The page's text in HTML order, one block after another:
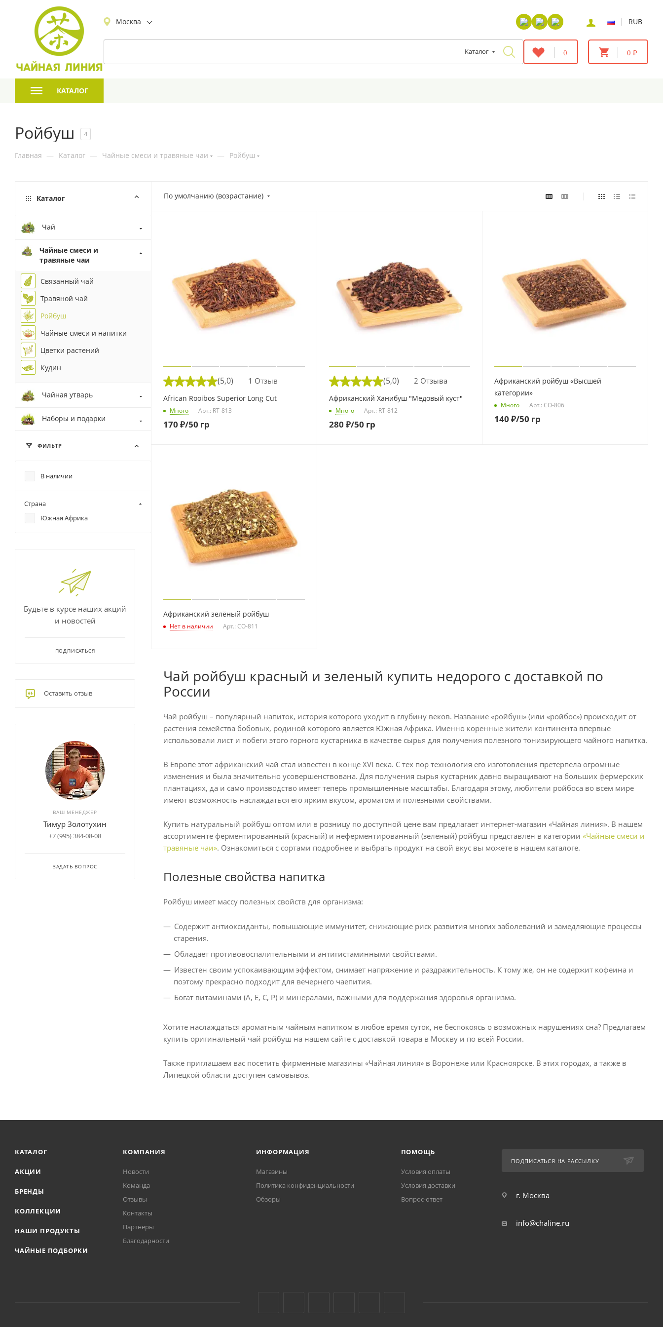
Москва | RUB
Каталог 0 0 ₽
КАТАЛОГ
Ройбуш 4
Главная — Каталог — Чайные смеси и травяные чаи — Ройбуш
По умолчанию (возрастание)
(5,0) 1 Отзыв
African Rooibos Superior Long Cut
Много Арт.: RT-813
170 ₽/50 гр
(5,0) 2 Отзыва
Африканский Ханибуш "Медовый куст"
Много Арт.: RT-812
280 ₽/50 гр
Африканский ройбуш «Высшей
категории»
Много Арт.: CO-806
140 ₽/50 гр
Африканский зелёный ройбуш
Нет в наличии Арт.: CO-811
Чай ройбуш красный и зеленый купить недорого с доставкой по
России
Чай ройбуш – популярный напиток, история которого уходит в глубину веков. Название «ройбуш» (или «ройбос») происходит от
растения семейства бобовых, родиной которого является Южная Африка. Именно коренные жители континента впервые
использовали лист и побеги этого горного кустарника в качестве сырья для получения полезного тонизирующего чайного напитка.
В Европе этот африканский чай стал известен в конце XVI века. С тех пор технология его изготовления претерпела огромные
изменения и была значительно усовершенствована. Для получения сырья кустарник давно выращивают на больших фермерских
плантациях, да и само производство имеет теперь промышленные масштабы. Благодаря этому, любители ройбоса во всем мире
имеют возможность наслаждаться его ярким вкусом, ароматом и полезными свойствами.
Купить натуральный ройбуш оптом или в розницу по доступной цене вам предлагает интернет-магазин «Чайная линия». В нашем
ассортименте ферментированный (красный) и неферментированный (зеленый) ройбуш представлен в категории «Чайные смеси и
травяные чаи». Ознакомиться с сортами подробнее и выбрать продукт на свой вкус вы можете в нашем каталоге.
Полезные свойства напитка
Ройбуш имеет массу полезных свойств для организма:
Содержит антиоксиданты, повышающие иммунитет, снижающие риск развития многих заболеваний и замедляющие процессы
старения.
Обладает противовоспалительными и антигистаминными свойствами.
Известен своим успокаивающим эффектом, снимает напряжение и раздражительность. К тому же, он не содержит кофеина и
поэтому прекрасно подходит для вечернего чаепития.
Богат витаминами (А, Е, С, Р) и минералами, важными для поддержания здоровья организма.
Хотите наслаждаться ароматным чайным напитком в любое время суток, не беспокоясь о возможных нарушениях сна? Предлагаем
купить оригинальный чай ройбуш на нашем сайте с доставкой товара в Москву и по всей России.
Также приглашаем вас посетить фирменные магазины «Чайная линия» в Воронеже или Красноярске. В этих городах, а также в
Липецкой области доступен самовывоз.
Каталог
Чай
Чайные смеси и
травяные чаи
Связанный чай
Травяной чай
Ройбуш
Чайные смеси и напитки
Цветки растений
Кудин
Чайная утварь
Наборы и подарки
ФИЛЬТР
В наличии
Страна
Южная Африка
Будьте в курсе наших акций
и новостей
ПОДПИСАТЬСЯ
Оставить отзыв
ВАШ МЕНЕДЖЕР
Тимур Золотухин
+7 (995) 384-08-08
ЗАДАТЬ ВОПРОС
КАТАЛОГ
АКЦИИ
БРЕНДЫ
КОЛЛЕКЦИИ
НАШИ ПРОДУКТЫ
ЧАЙНЫЕ ПОДБОРКИ
КОМПАНИЯ
Новости
Команда
Отзывы
Контакты
Партнеры
Благодарности
ИНФОРМАЦИЯ
Магазины
Политика конфиденциальности
Обзоры
ПОМОЩЬ
Условия оплаты
Условия доставки
Вопрос-ответ
ПОДПИСАТЬСЯ НА РАССЫЛКУ
г. Москва
info@chaline.ru